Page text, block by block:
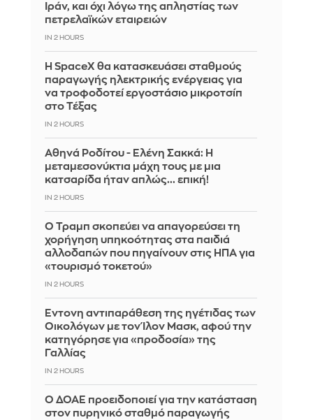
Ιράν, και όχι λόγω της απληστίας των
πετρελαϊκών εταιρειών
IN 2 HOURS
Η SpaceX θα κατασκευάσει σταθμούς
παραγωγής ηλεκτρικής ενέργειας για
να τροφοδοτεί εργοστάσιο μικροτσίπ
στο Τέξας
IN 2 HOURS
Αθηνά Ροδίτου - Ελένη Σακκά: Η
μεταμεσονύκτια μάχη τους με μια
κατσαρίδα ήταν απλώς... επική!
IN 2 HOURS
Ο Τραμπ σκοπεύει να απαγορεύσει τη
χορήγηση υπηκοότητας στα παιδιά
αλλοδαπών που πηγαίνουν στις ΗΠΑ για
«τουρισμό τοκετού»
IN 2 HOURS
Έντονη αντιπαράθεση της ηγέτιδας των
Οικολόγων με τον Ίλον Μασκ, αφού την
κατηγόρησε για «προδοσία» της
Γαλλίας
IN 2 HOURS
Ο ΔΟΑΕ προειδοποιεί για την κατάσταση
στον πυρηνικό σταθμό παραγωγής